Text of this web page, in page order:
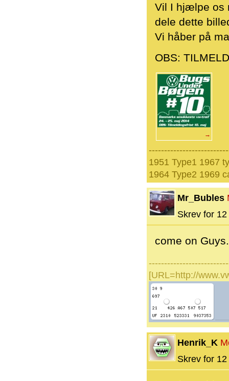
Vil I hjælpe os
dele dette
Vi håber på
OBS:
→
1951 Type1 1967
1964 Type2 1969
Mr_Bubles
Skrev for
come on
[URL=http://
Henrik_K
Skrev for